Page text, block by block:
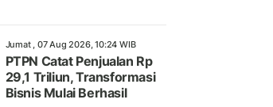
Jumat , 07 Aug 2026, 10:24 WIB
PTPN Catat Penjualan Rp
29,1 Triliun, Transformasi
Bisnis Mulai Berhasil